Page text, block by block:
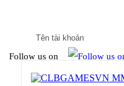
Follow us on